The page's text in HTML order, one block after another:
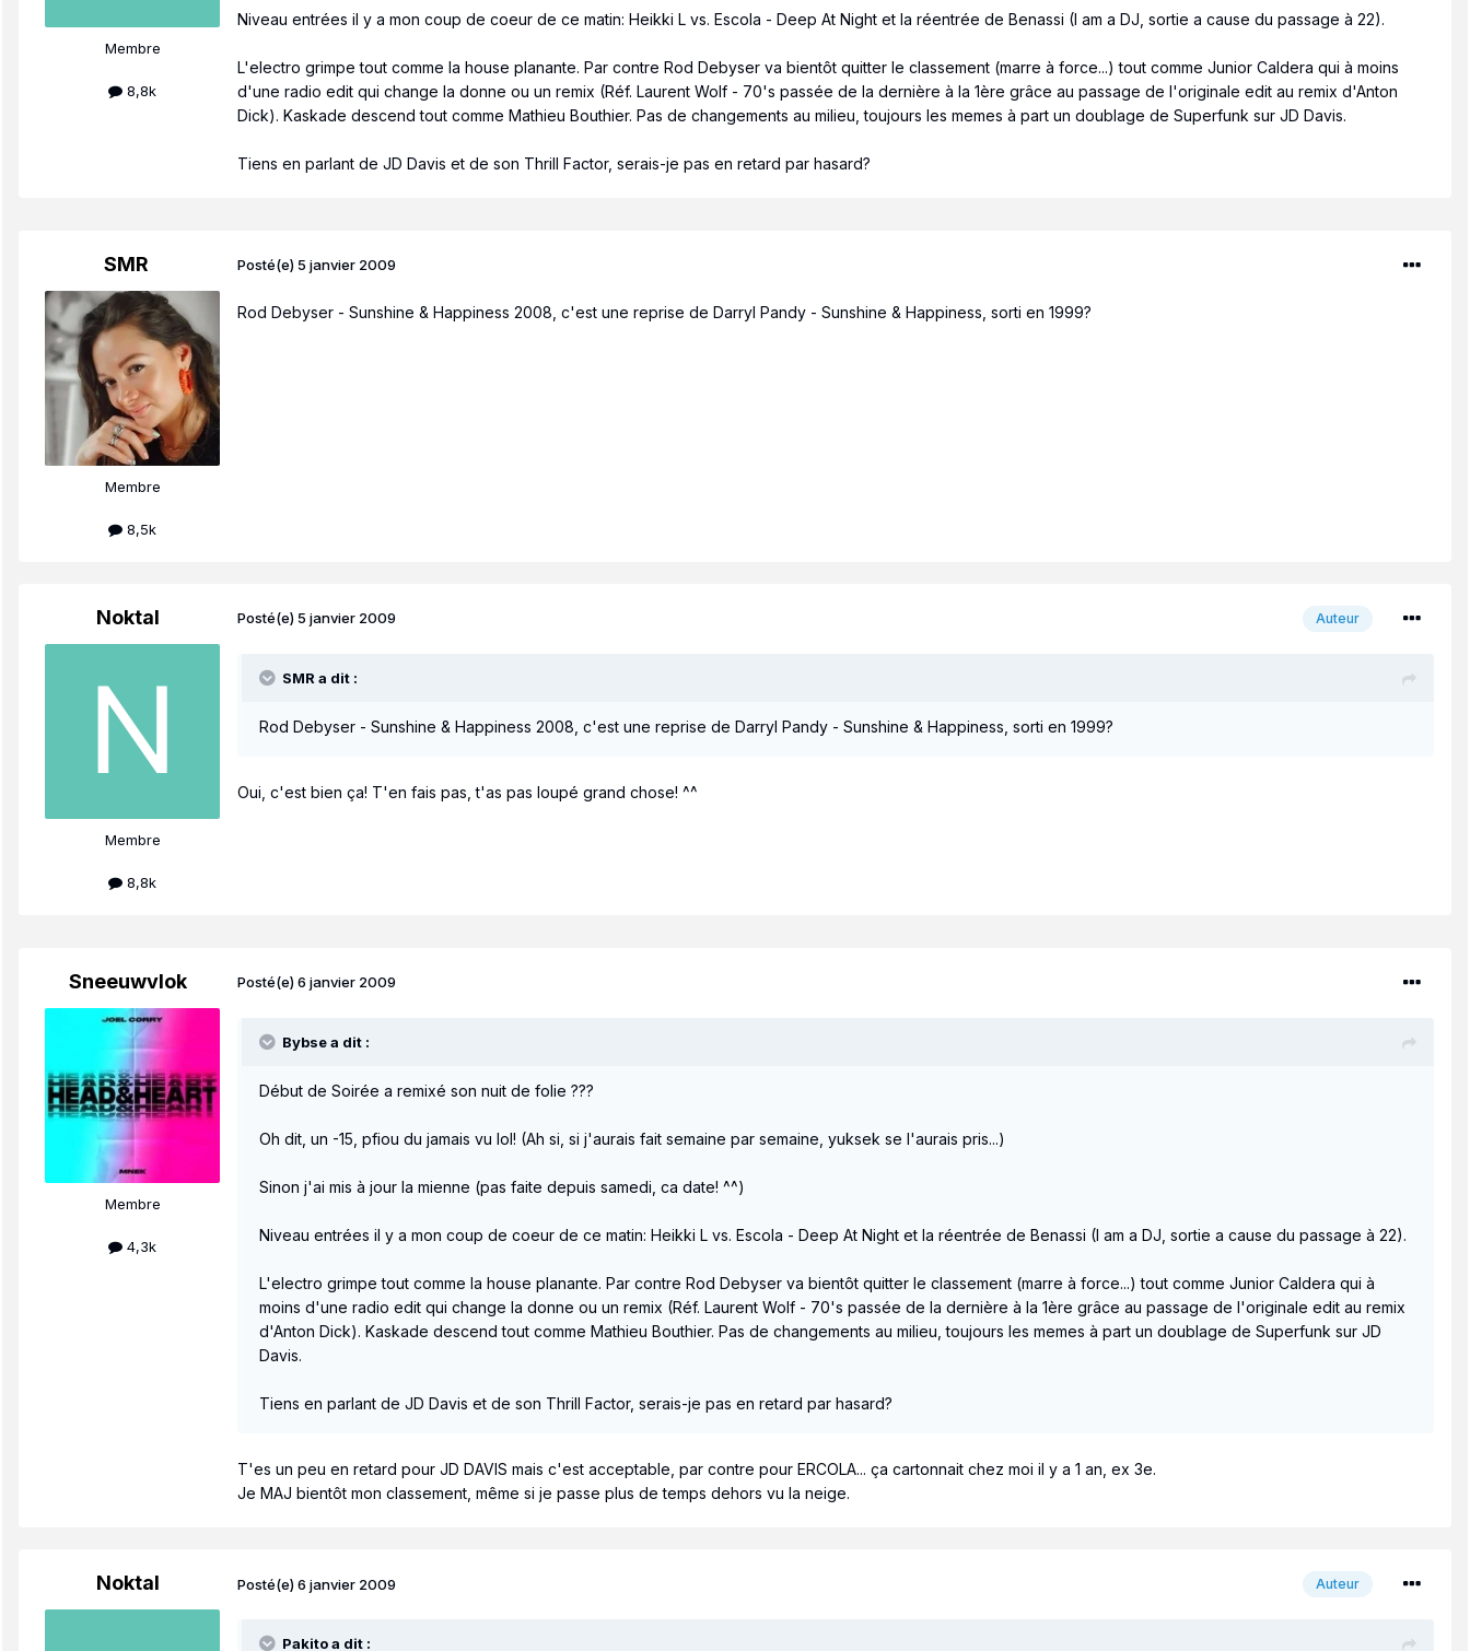
Membre
8,8k
Niveau entrées il y a mon coup de coeur de ce matin: Heikki L vs. Escola - Deep At Night et la réentrée de Benassi (I am a DJ, sortie a cause du passage à 22).
L'electro grimpe tout comme la house planante. Par contre Rod Debyser va bientôt quitter le classement (marre à force...) tout comme Junior Caldera qui à moins
d'une radio edit qui change la donne ou un remix (Réf. Laurent Wolf - 70's passée de la dernière à la 1ère grâce au passage de l'originale edit au remix d'Anton
Dick). Kaskade descend tout comme Mathieu Bouthier. Pas de changements au milieu, toujours les memes à part un doublage de Superfunk sur JD Davis.
Tiens en parlant de JD Davis et de son Thrill Factor, serais-je pas en retard par hasard?
SMR
Membre
8,5k
Posté(e)5 janvier 2009
Rod Debyser - Sunshine & Happiness 2008, c'est une reprise de Darryl Pandy - Sunshine & Happiness, sorti en 1999?
Noktal
Membre
8,8k
Auteur
Posté(e)5 janvier 2009
SMR a dit :
Rod Debyser - Sunshine & Happiness 2008, c'est une reprise de Darryl Pandy - Sunshine & Happiness, sorti en 1999?
Oui, c'est bien ça! T'en fais pas, t'as pas loupé grand chose! ^^
Sneeuwvlok
Membre
4,3k
Posté(e)6 janvier 2009
Bybse a dit :
Début de Soirée a remixé son nuit de folie ???
Oh dit, un -15, pfiou du jamais vu lol! (Ah si, si j'aurais fait semaine par semaine, yuksek se l'aurais pris...)
Sinon j'ai mis à jour la mienne (pas faite depuis samedi, ca date! ^^)
Niveau entrées il y a mon coup de coeur de ce matin: Heikki L vs. Escola - Deep At Night et la réentrée de Benassi (I am a DJ, sortie a cause du passage à 22).
L'electro grimpe tout comme la house planante. Par contre Rod Debyser va bientôt quitter le classement (marre à force...) tout comme Junior Caldera qui à
moins d'une radio edit qui change la donne ou un remix (Réf. Laurent Wolf - 70's passée de la dernière à la 1ère grâce au passage de l'originale edit au remix
d'Anton Dick). Kaskade descend tout comme Mathieu Bouthier. Pas de changements au milieu, toujours les memes à part un doublage de Superfunk sur JD
Davis.
Tiens en parlant de JD Davis et de son Thrill Factor, serais-je pas en retard par hasard?
T'es un peu en retard pour JD DAVIS mais c'est acceptable, par contre pour ERCOLA... ça cartonnait chez moi il y a 1 an, ex 3e.
Je MAJ bientôt mon classement, même si je passe plus de temps dehors vu la neige.
Noktal Auteur
Posté(e)6 janvier 2009
Pakito a dit :